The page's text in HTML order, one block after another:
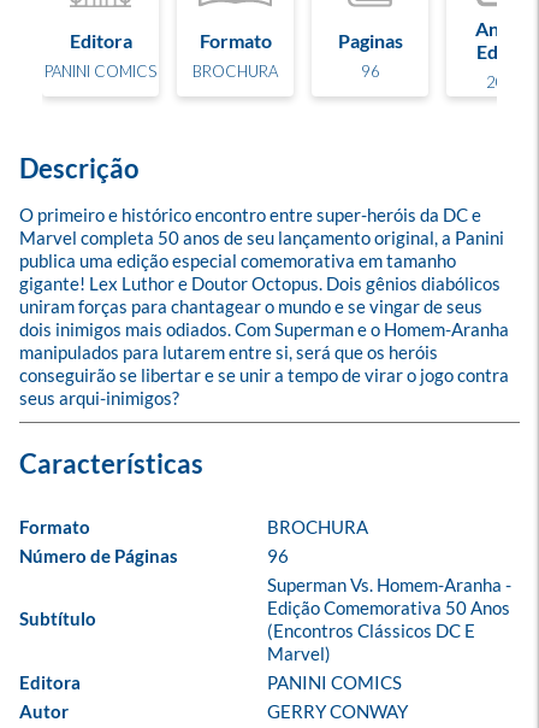
Editora
PANINI COMICS
Formato
BROCHURA
Paginas
96
Ano de
Edição
2026
Descrição
O primeiro e histórico encontro entre super-heróis da DC e
Marvel completa 50 anos de seu lançamento original, a Panini
publica uma edição especial comemorativa em tamanho
gigante! Lex Luthor e Doutor Octopus. Dois gênios diabólicos
uniram forças para chantagear o mundo e se vingar de seus
dois inimigos mais odiados. Com Superman e o Homem-Aranha
manipulados para lutarem entre si, será que os heróis
conseguirão se libertar e se unir a tempo de virar o jogo contra
seus arqui-inimigos?
Formato
BROCHURA
Número de Páginas
96
Subtítulo
Superman Vs. Homem-Aranha -
Edição Comemorativa 50 Anos
(Encontros Clássicos DC E
Marvel)
Editora
PANINI COMICS
Autor
GERRY CONWAY